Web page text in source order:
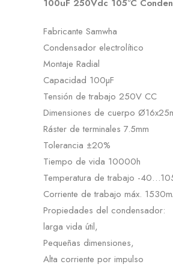
100uF 250Vdc 105ºC
Fabricante Samwha
Condensador electrolítico
Montaje Radial
Capacidad 100µF
Tensión de trabajo 250V CC
Dimensiones de cuerpo
Ráster de terminales 7.5mm
Tolerancia ±20%
Tiempo de vida 10000h
Temperatura de trabajo -
Corriente de trabajo máx.
Propiedades del condensador:
larga vida útil,
Pequeñas dimensiones,
Alta corriente por impulso